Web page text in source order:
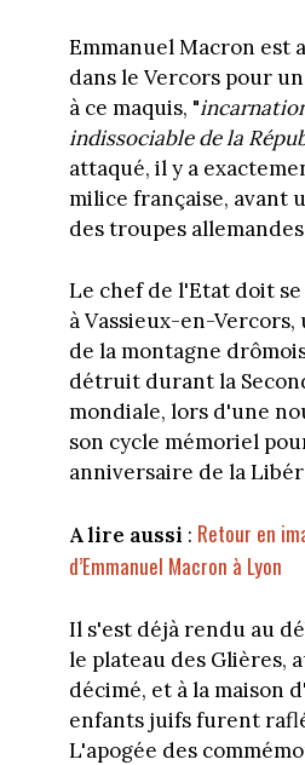
Emmanuel Macron est
dans le Vercors pour
à ce maquis, "
indissociable de la
attaqué, il y a
milice française, avant
des troupes
Le chef de l'Etat doit
à Vassieux-en-
de la montagne
détruit durant la
mondiale, lors d'une
son cycle mémoriel
anniversaire de la
A lire aussi : Retour en
d’Emmanuel Macron à Lyon
Il s'est déjà rendu au
le plateau des Glières,
décimé, et à la maison
enfants juifs furent
L'apogée des